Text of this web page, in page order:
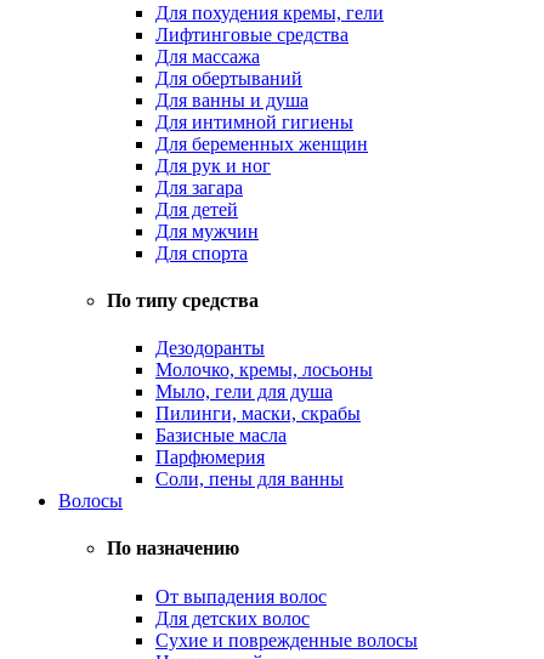
Для похудения кремы, гели
Лифтинговые средства
Для массажа
Для обертываний
Для ванны и душа
Для интимной гигиены
Для беременных женщин
Для рук и ног
Для загара
Для детей
Для мужчин
Для спорта
По типу средства
Дезодоранты
Молочко, кремы, лосьоны
Мыло, гели для душа
Пилинги, маски, скрабы
Базисные масла
Парфюмерия
Соли, пены для ванны
Волосы
По назначению
От выпадения волос
Для детских волос
Сухие и поврежденные волосы